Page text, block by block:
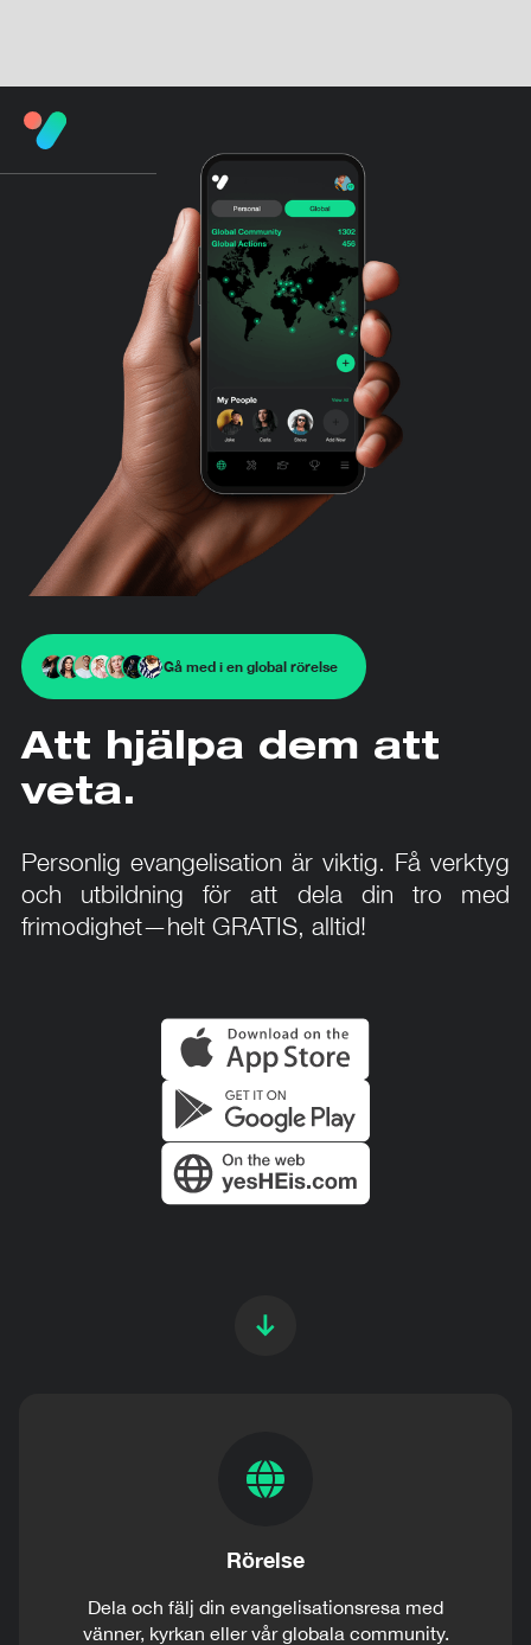
Gå med i en global rörelse
Att hjälpa dem att
veta.
Personlig evangelisation är viktig. Få verktyg
och utbildning för att dela din tro med
frimodighet—helt GRATIS, alltid!
Rörelse
Dela och fälj din evangelisationsresa med
vänner, kyrkan eller vår globala community.